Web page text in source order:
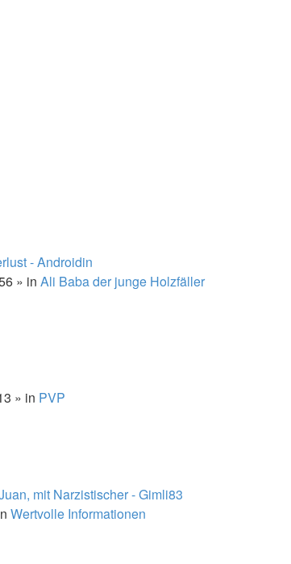
- Androidin
» in Ali Baba der junge Holzfäller
» in PVP
mit Narzistischer - Gimli83
Wertvolle Informationen